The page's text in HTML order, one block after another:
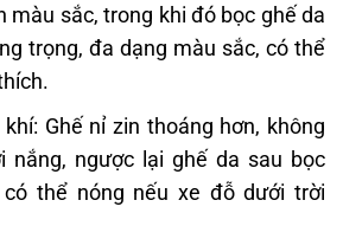
màu sắc, trong khi đó bọc ghế da
trọng, đa dạng màu sắc, có thể
Ghế nỉ zin thoáng hơn, không
nắng, ngược lại ghế da sau bọc
thể nóng nếu xe đỗ dưới trời